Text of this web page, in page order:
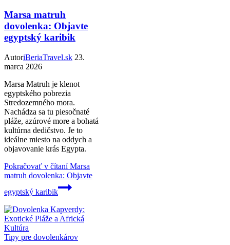
Marsa matruh
dovolenka: Objavte
egyptský karibik
AutoriBeriaTravel.sk 23.
marca 2026
Marsa Matruh je klenot
egyptského pobrezia
Stredozemného mora.
Nachádza sa tu piesočnaté
pláže, azúrové more a bohatá
kultúrna dedičstvo. Je to
ideálne miesto na oddych a
objavovanie krás Egypta.
Pokračovať v čítaníMarsa
matruh dovolenka: Objavte
egyptský karibik
Tipy pre dovolenkárov